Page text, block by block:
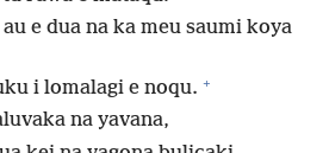
e dua na ka meu saumi koya
i lomalagi e noqu. +
na yavana,